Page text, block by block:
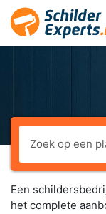
Een
het complete